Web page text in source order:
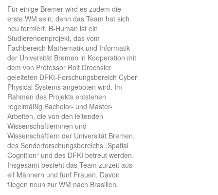
Für einige Bremer wird es zudem die
erste WM sein, denn das Team hat sich
neu formiert. B-Human ist ein
Studierendenprojekt, das vom
Fachbereich Mathematik und Informatik
der Universität Bremen in Kooperation mit
dem von Professor Rolf Drechsler
geleiteten DFKI-Forschungsbereich Cyber
Physical Systems angeboten wird. Im
Rahmen des Projekts entstehen
regelmäßig Bachelor- und Master-
Arbeiten, die von den leitenden
Wissenschaftlerinnen und
Wissenschaftlern der Universität Bremen,
des Sonderforschungsbereichs „Spatial
Cognition“ und des DFKI betreut werden.
Insgesamt besteht das Team zurzeit aus
elf Männern und fünf Frauen. Davon
fliegen neun zur WM nach Brasilien.